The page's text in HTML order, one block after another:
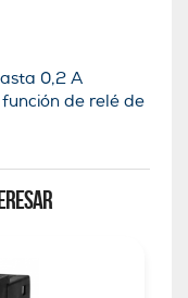
0,2 A
de relé de